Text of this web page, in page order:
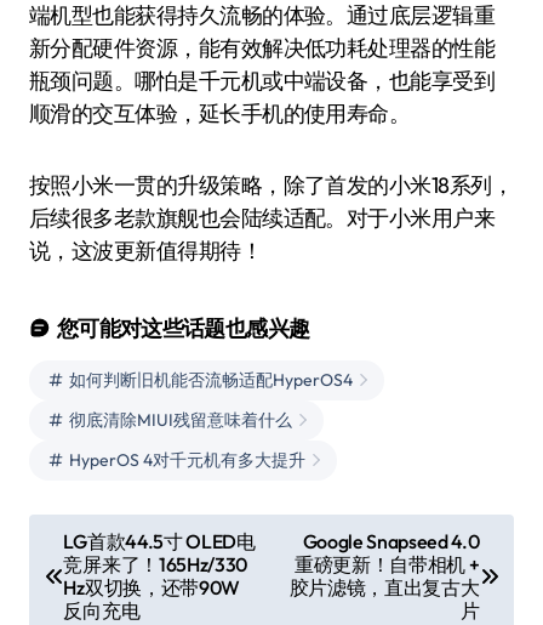
端机型也能获得持久流畅的体验。通过底层逻辑重
新分配硬件资源，能有效解决低功耗处理器的性能
瓶颈问题。哪怕是千元机或中端设备，也能享受到
顺滑的交互体验，延长手机的使用寿命。
按照小米一贯的升级策略，除了首发的小米18系列，
后续很多老款旗舰也会陆续适配。对于小米用户来
说，这波更新值得期待！
您可能对这些话题也感兴趣
如何判断旧机能否流畅适配HyperOS4
彻底清除MIUI残留意味着什么
HyperOS 4对千元机有多大提升
章
LG首款44.5寸 OLED电
竞屏来了！165Hz/330
Hz双切换，还带90W
反向充电
Google Snapseed 4.0
重磅更新！自带相机 +
胶片滤镜，直出复古大
片